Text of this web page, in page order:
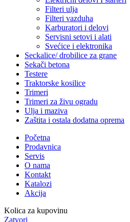
Filteri ulja
Filteri vazduha
Karburatori i delovi
Servisni setovi i alati
Svećice i elektronika
Seckalice/ drobilice za grane
Sekači betona
Testere
Traktorske kosilice
Trimeri
Trimeri za živu ogradu
Ulja i maziva
Zaštita i ostala dodatna oprema
Početna
Prodavnica
Servis
O nama
Kontakt
Katalozi
Akcija
Kolica za kupovinu
Zatvori